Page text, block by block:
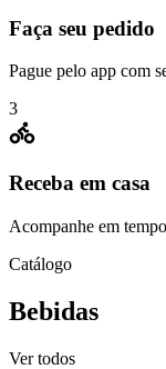
Faça seu pedido
Pague pelo app com
3
Receba em casa
Acompanhe em
Catálogo
Bebidas
Ver todos